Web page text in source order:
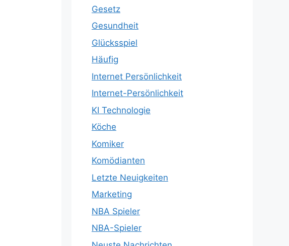
Gesetz
Gesundheit
Glücksspiel
Häufig
Internet Persönlichkeit
Internet-Persönlichkeit
KI Technologie
Köche
Komiker
Komödianten
Letzte Neuigkeiten
Marketing
NBA Spieler
NBA-Spieler